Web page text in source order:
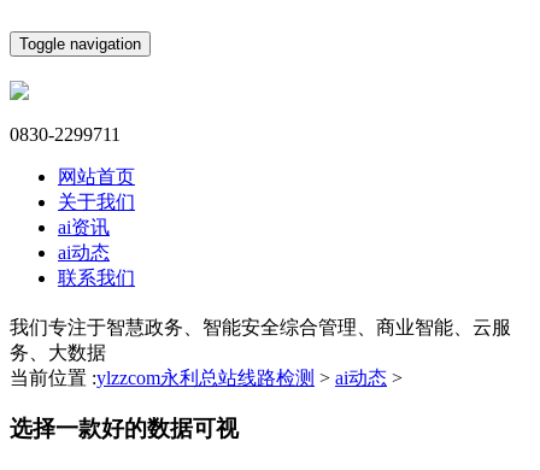
Toggle navigation
0830-2299711
网站首页
关于我们
ai资讯
ai动态
联系我们
我们专注于智慧政务、智能安全综合管理、商业智能、云服
务、大数据
当前位置 :ylzzcom永利总站线路检测 > ai动态 >
选择一款好的数据可视